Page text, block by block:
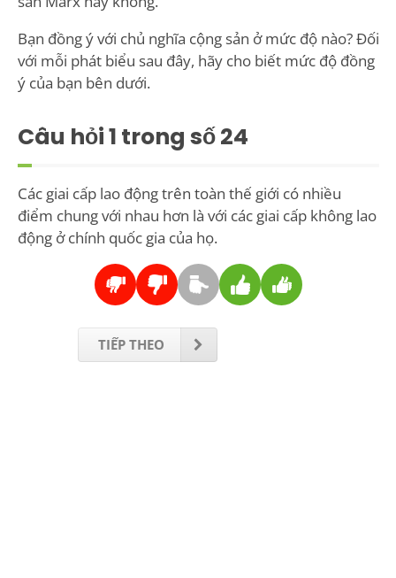
Bạn đồng ý với chủ nghĩa cộng sản ở mức độ nào? Đối
với mỗi phát biểu sau đây, hãy cho biết mức độ đồng
ý của bạn bên dưới.
Câu hỏi1 trong số 24
Các giai cấp lao động trên toàn thế giới có nhiều
điểm chung với nhau hơn là với các giai cấp không lao
động ở chính quốc gia của họ.
TIẾP THEO